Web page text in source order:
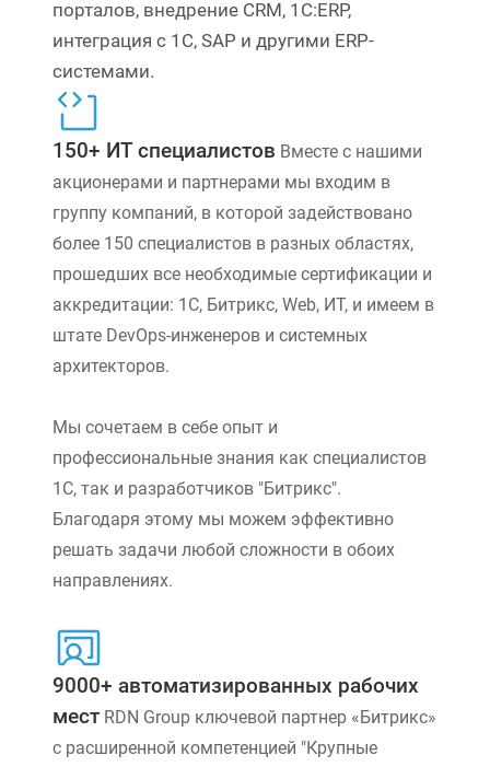
порталов, внедрение CRM, 1С:ERP,
интеграция с 1С, SAP и другими ERP-
системами.
150+ ИТ специалистов Вместе с нашими
акционерами и партнерами мы входим в
группу компаний, в которой задействовано
более 150 специалистов в разных областях,
прошедших все необходимые сертификации и
аккредитации: 1С, Битрикс, Web, ИТ, и имеем в
штате DevOps-инженеров и системных
архитекторов.
Мы сочетаем в себе опыт и
профессиональные знания как специалистов
1С, так и разработчиков "Битрикс".
Благодаря этому мы можем эффективно
решать задачи любой сложности в обоих
направлениях.
9000+ автоматизированных рабочих
мест RDN Group ключевой партнер «Битрикс»
с расширенной компетенцией "Крупные